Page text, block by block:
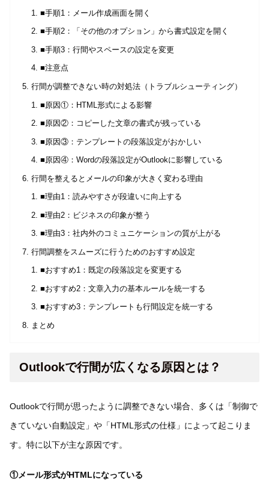
■手順1：メール作成画面を開く
■手順2：「その他のオプション」から書式設定を開く
■手順3：行間やスペースの設定を変更
■注意点
行間が調整できない時の対処法（トラブルシューティング）
■原因①：HTML形式による影響
■原因②：コピーした文章の書式が残っている
■原因③：テンプレートの段落設定がおかしい
■原因④：Wordの段落設定がOutlookに影響している
行間を整えるとメールの印象が大きく変わる理由
■理由1：読みやすさが段違いに向上する
■理由2：ビジネスの印象が整う
■理由3：社内外のコミュニケーションの質が上がる
行間調整をスムーズに行うためのおすすめ設定
■おすすめ1：既定の段落設定を変更する
■おすすめ2：文章入力の基本ルールを統一する
■おすすめ3：テンプレートも行間設定を統一する
まとめ
Outlookで行間が広くなる原因とは？
Outlookで行間が思ったように調整できない場合、多くは「制御で
きていない自動設定」や「HTML形式の仕様」によって起こりま
す。特に以下が主な原因です。
①メール形式がHTMLになっている